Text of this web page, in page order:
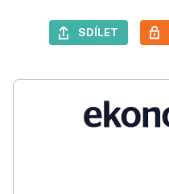
SDÍLET